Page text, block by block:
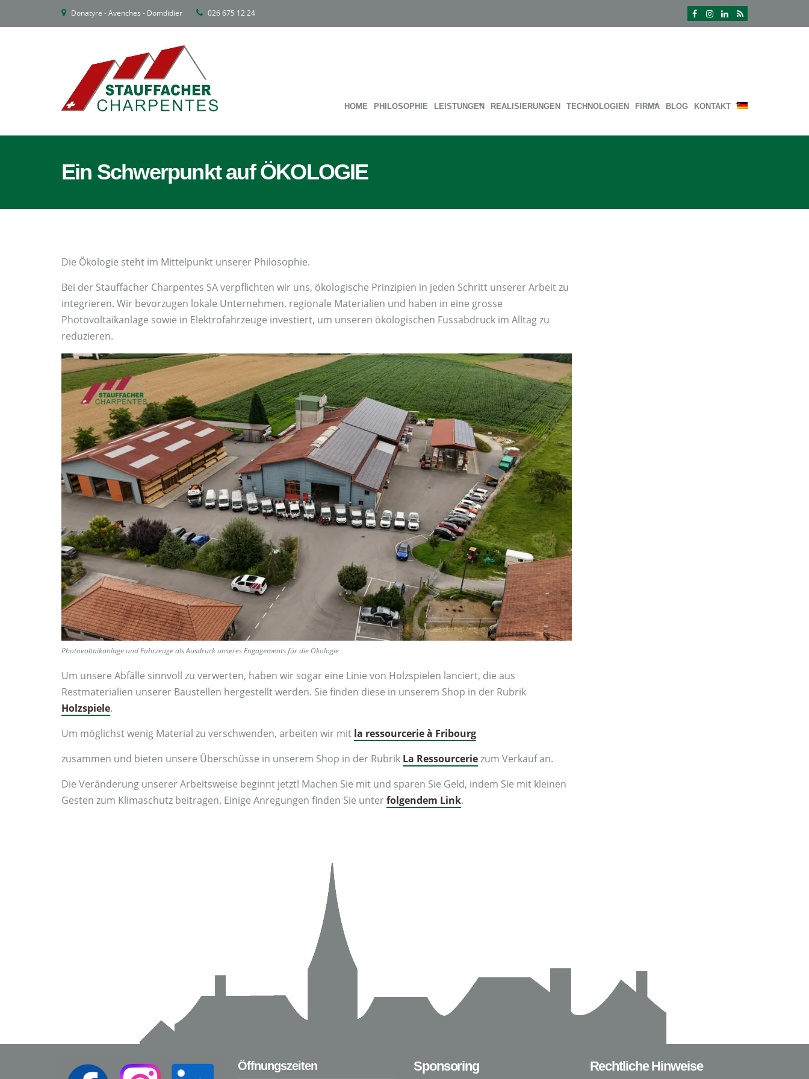
Donatyre - Avenches - Domdidier 026 675 12 24
HOME PHILOSOPHIE LEISTUNGEN REALISIERUNGEN TECHNOLOGIEN FIRMA BLOG KONTAKT
Ein Schwerpunkt auf ÖKOLOGIE
Die Ökologie steht im Mittelpunkt unserer Philosophie.
Bei der Stauffacher Charpentes SA verpflichten wir uns, ökologische Prinzipien in jeden Schritt unserer Arbeit zu
integrieren. Wir bevorzugen lokale Unternehmen, regionale Materialien und haben in eine grosse
Photovoltaikanlage sowie in Elektrofahrzeuge investiert, um unseren ökologischen Fussabdruck im Alltag zu
reduzieren.
Photovoltaikanlage und Fahrzeuge als Ausdruck unseres Engagements für die Ökologie
Um unsere Abfälle sinnvoll zu verwerten, haben wir sogar eine Linie von Holzspielen lanciert, die aus
Restmaterialien unserer Baustellen hergestellt werden. Sie finden diese in unserem Shop in der Rubrik
Holzspiele.
Um möglichst wenig Material zu verschwenden, arbeiten wir mit la ressourcerie à Fribourg
zusammen und bieten unsere Überschüsse in unserem Shop in der Rubrik La Ressourceriezum Verkauf an.
Die Veränderung unserer Arbeitsweise beginnt jetzt! Machen Sie mit und sparen Sie Geld, indem Sie mit kleinen
Gesten zum Klimaschutz beitragen. Einige Anregungen finden Sie unterfolgendem Link.
Öffnungszeiten Sponsoring Rechtliche Hinweise